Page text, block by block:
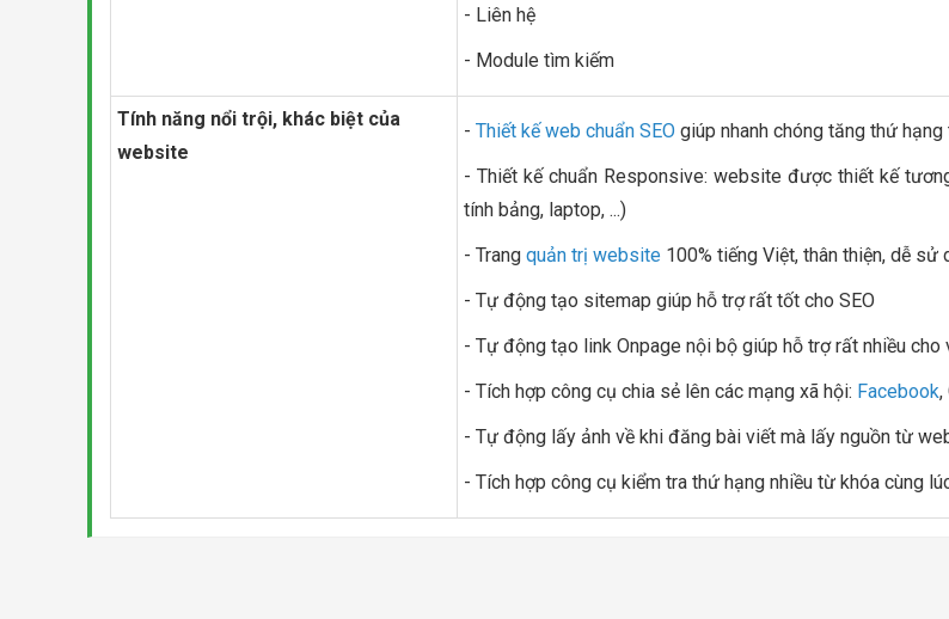
- Liên hệ
- Module tìm kiếm
Tính năng nổi trội, khác biệt của
website
- Thiết kế web chuẩn SEO giúp nhanh chóng tăng thứ
- Thiết kế chuẩn Responsive: website được thiết kế
tính bảng, laptop, ...)
- Trang quản trị website 100% tiếng Việt, thân thiện, dễ sử
- Tự động tạo sitemap giúp hỗ trợ rất tốt cho SEO
- Tự động tạo link Onpage nội bộ giúp hỗ trợ rất nhiều cho
- Tích hợp công cụ chia sẻ lên các mạng xã hội: Facebook,
- Tự động lấy ảnh về khi đăng bài viết mà lấy nguồn từ
- Tích hợp công cụ kiểm tra thứ hạng nhiều từ khóa cùng